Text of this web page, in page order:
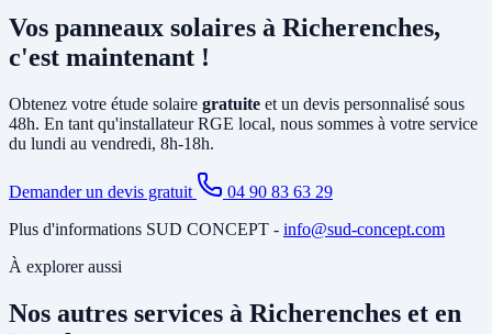
existant et le tirage de câbles DC depuis la toiture. Si votre tableau
est ancien ou sous-dimensionné, une mise à jour partielle peut être
nécessaire. Notre étude gratuite à Richerenches identifie tous les
Vos panneaux solaires à Richerenches,
c'est maintenant !
Obtenez votre étude solaire gratuite et un devis personnalisé sous
48h. En tant qu'installateur RGE local, nous sommes à votre service
du lundi au vendredi, 8h-18h.
Demander un devis gratuit
04 90 83 63 29
Plus d'informations SUD CONCEPT - info@sud-concept.com
À explorer aussi
Nos autres services à Richerenches et en